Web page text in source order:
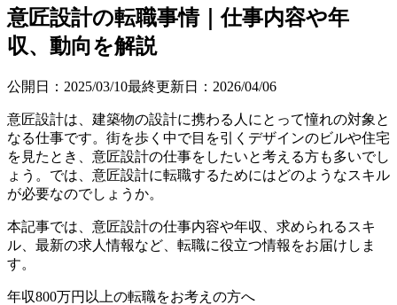
意匠設計の転職事情｜仕事内容や年
収、動向を解説
公開日： 2025/03/10最終更新日： 2026/04/06
意匠設計は、建築物の設計に携わる人にとって憧れの対象と
なる仕事です。街を歩く中で目を引くデザインのビルや住宅
を見たとき、意匠設計の仕事をしたいと考える方も多いでし
ょう。では、意匠設計に転職するためにはどのようなスキル
が必要なのでしょうか。
本記事では、意匠設計の仕事内容や年収、求められるスキ
ル、最新の求人情報など、転職に役立つ情報をお届けしま
す。
年収800万円以上の転職をお考えの方へ